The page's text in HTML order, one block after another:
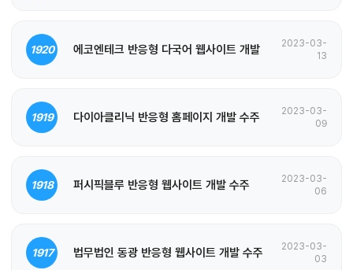
1920 에코엔테크 반응형 다국어 웹사이트 개발
2023-03-
13
1919 다이아클리닉 반응형 홈페이지 개발 수주
2023-03-
09
1918 퍼시픽블루 반응형 웹사이트 개발 수주
2023-03-
06
1917 법무법인 동광 반응형 웹사이트 개발 수주
2023-03-
03